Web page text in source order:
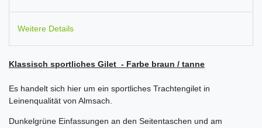
Weitere Details
Klassisch sportliches Gilet - Farbe braun / tanne
Es handelt sich hier um ein sportliches Trachtengilet in
Leinenqualität von Almsach.
Dunkelgrüne Einfassungen an den Seitentaschen und am